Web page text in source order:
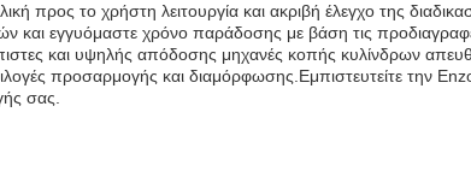
προς το χρήστη λειτουργία και ακριβή έλεγχο της
και εγγυόμαστε χρόνο παράδοσης με βάση τις
και υψηλής απόδοσης μηχανές κοπής κυλίνδρων
προσαρμογής και διαμόρφωσης.Εμπιστευτείτε την
σας.